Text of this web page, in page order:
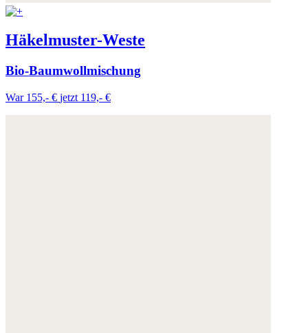
Häkelmuster-Weste
Bio-Baumwollmischung
War 155,- € jetzt 119,- €